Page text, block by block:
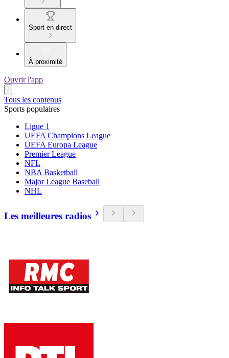
Sport en direct
À proximité
Ouvrir l'app
Tous les contenus
Sports populaires
Ligue 1
UEFA Champions League
UEFA Europa League
Premier League
NFL
NBA Basketball
Major League Baseball
NHL
Les meilleures radios